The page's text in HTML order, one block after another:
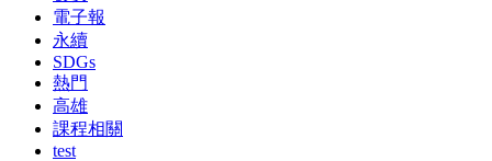
電子報
永續
SDGs
熱門
高雄
課程相關
test